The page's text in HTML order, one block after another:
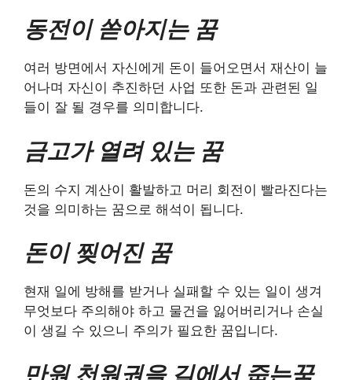
동전이 쏟아지는 꿈
여러 방면에서 자신에게 돈이 들어오면서 재산이 늘
어나며 자신이 추진하던 사업 또한 돈과 관련된 일
들이 잘 될 경우를 의미합니다.
금고가 열려 있는 꿈
돈의 수지 계산이 활발하고 머리 회전이 빨라진다는
것을 의미하는 꿈으로 해석이 됩니다.
돈이 찢어진 꿈
현재 일에 방해를 받거나 실패할 수 있는 일이 생겨
무엇보다 주의해야 하고 물건을 잃어버리거나 손실
이 생길 수 있으니 주의가 필요한 꿈입니다.
만원 천원권을 길에서 줍는꿈